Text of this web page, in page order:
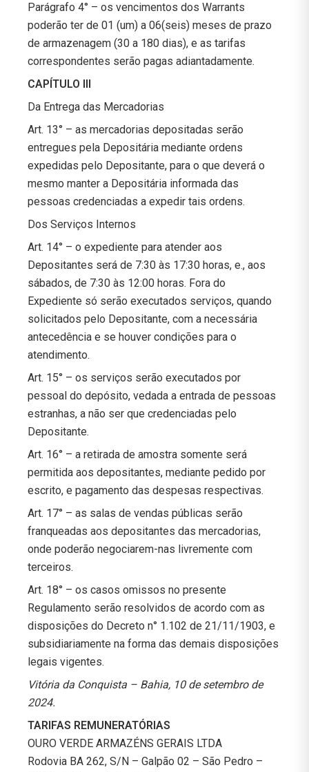
Parágrafo 4° – os vencimentos dos Warrants
poderão ter de 01 (um) a 06(seis) meses de prazo
de armazenagem (30 a 180 dias), e as tarifas
correspondentes serão pagas adiantadamente.
CAPÍTULO III
Da Entrega das Mercadorias
Art. 13° – as mercadorias depositadas serão
entregues pela Depositária mediante ordens
expedidas pelo Depositante, para o que deverá o
mesmo manter a Depositária informada das
pessoas credenciadas a expedir tais ordens.
Dos Serviços Internos
Art. 14° – o expediente para atender aos
Depositantes será de 7:30 às 17:30 horas, e., aos
sábados, de 7:30 às 12:00 horas. Fora do
Expediente só serão executados serviços, quando
solicitados pelo Depositante, com a necessária
antecedência e se houver condições para o
atendimento.
Art. 15° – os serviços serão executados por
pessoal do depósito, vedada a entrada de pessoas
estranhas, a não ser que credenciadas pelo
Depositante.
Art. 16° – a retirada de amostra somente será
permitida aos depositantes, mediante pedido por
escrito, e pagamento das despesas respectivas.
Art. 17° – as salas de vendas públicas serão
franqueadas aos depositantes das mercadorias,
onde poderão negociarem-nas livremente com
terceiros.
Art. 18° – os casos omissos no presente
Regulamento serão resolvidos de acordo com as
disposições do Decreto n° 1.102 de 21/11/1903, e
subsidiariamente na forma das demais disposições
legais vigentes.
Vitória da Conquista – Bahia, 10 de setembro de
2024.
TARIFAS REMUNERATÓRIAS
OURO VERDE ARMAZÉNS GERAIS LTDA
Rodovia BA 262, S/N – Galpão 02 – São Pedro –